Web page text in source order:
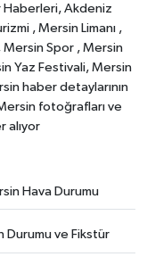
Haberleri, Akdeniz
, Mersin Limanı ,
Spor , Mersin
Yaz Festivali, Mersin
haber detaylarının
fotoğrafları ve
alıyor
Hava Durumu
Durumu ve Fikstür